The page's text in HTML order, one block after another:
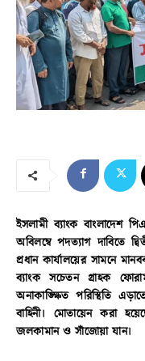
ইসলামী ব্যাংক বাংলাদেশ
অবিলম্বে পদত্যাগ দাবিতে
প্রধান কার্যালয়ের সামনে
ব্যাংক সচেতন গ্রাহক
অনাকাঙ্ক্ষিত পরিস্থিতি
বাহিনী। মোতায়েন করা
জলকামান ও সাঁজোয়া যান।